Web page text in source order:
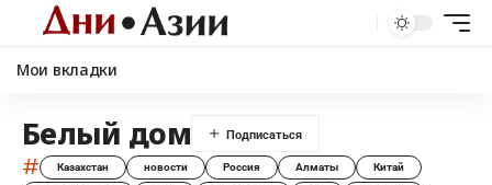
Мои вкладки
Белый дом
# Казахстан новости Россия Алматы Китай